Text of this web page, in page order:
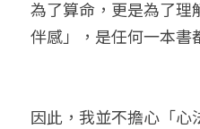
為了算命，更是為了理
伴感」，是任何一本書
因此，我並不擔心「